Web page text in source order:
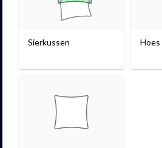
Sierkussen Hoes